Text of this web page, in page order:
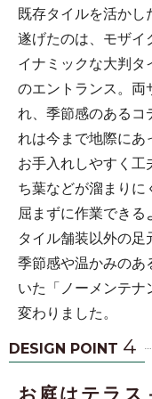
既存タイルを活か
遂げたのは、モザ
イナミックな大判
のエントランス。両
れ、季節感のあるコ
れは今まで地際にあ
お手入れしやすく
ち葉などが溜まり
屈まずに作業できる
タイル舗装以外の足
季節感や温かみのあ
いた「ノーメンテ
変わりました。
DESIGN POINT 4
お庭はテラス